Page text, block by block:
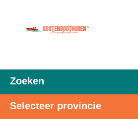
Zoeken
Selecteer provincie